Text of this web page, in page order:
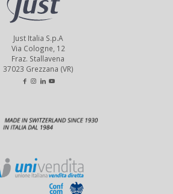
Just Italia S.p.A
Via Cologne, 12
Fraz. Stallavena
37023 Grezzana (VR)